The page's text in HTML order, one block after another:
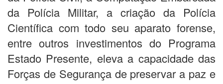
da Polícia Militar, a criação da Polícia
Científica com todo seu aparato forense,
entre outros investimentos do Programa
Estado Presente, eleva a capacidade das
Forças de Segurança de preservar a paz e